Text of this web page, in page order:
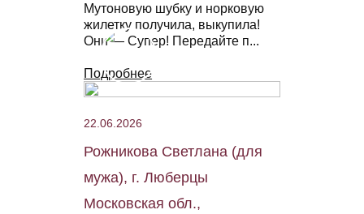
Мутоновую шубку и норковую
жилетку получила, выкупила!
Они — Супер! Передайте п...
Подробнее
22.06.2026
Рожникова Светлана (для
мужа), г. Люберцы
Московская обл.,